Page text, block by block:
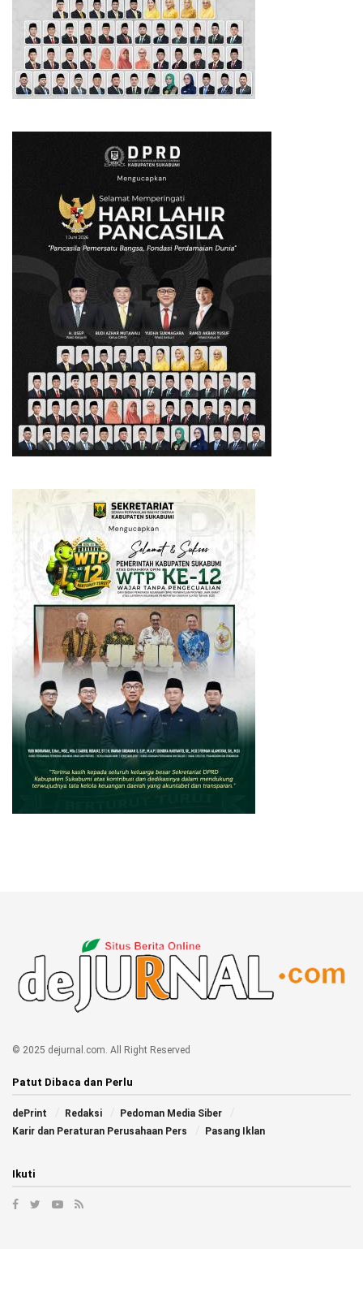
© 2025 dejurnal.com. All Right Reserved
Patut Dibaca dan Perlu
dePrint Redaksi
Pedoman Media Siber
Karir dan Peraturan Perusahaan Pers
Pasang Iklan
Ikuti